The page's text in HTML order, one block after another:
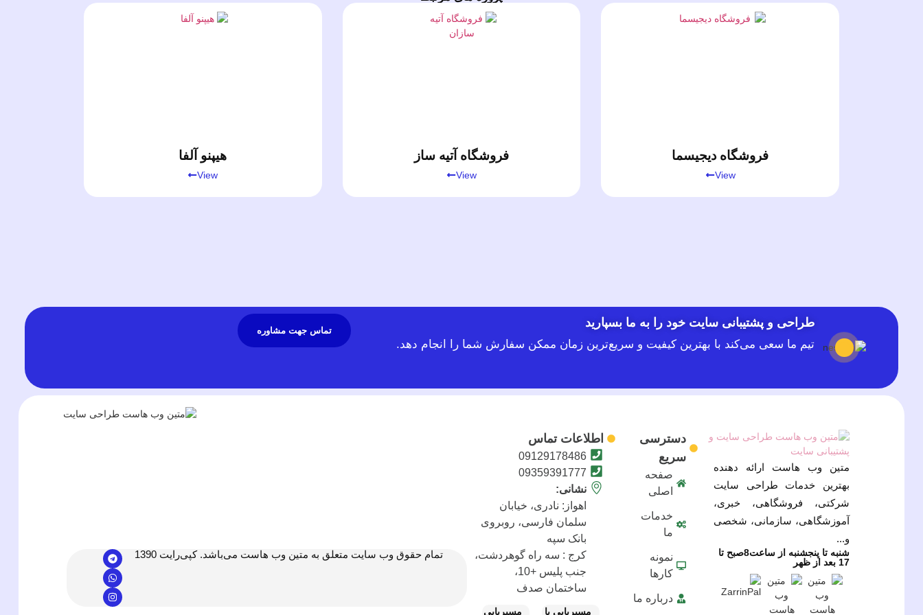
فروشگاه دیجیسما
View
فروشگاه آتیه ساز
View
هیپنو آلفا
View
طراحی و پشتیبانی سایت خود را به ما بسپارید
تیم ما سعی می‌کند با بهترین کیفیت و سریع‌ترین زمان ممکن سفارش شما را انجام دهد.
تماس جهت مشاوره
متین وب هاست ارائه دهنده
بهترین خدمات طراحی سایت
شرکتی، فروشگاهی، خبری،
آموزشگاهی، سازمانی، شخصی
و...
شنبه تا پنجشنبه از ساعت8صبح تا
17 بعد از ظهر
دسترسی
سریع
صفحه
اصلی
خدمات
ما
نمونه
کارها
درباره ما
اطلاعات تماس
09129178486
09359391777
نشانی:
اهواز: نادری، خیابان
سلمان فارسی، روبروی
بانک سپه
کرج : سه راه گوهردشت،
جنب پلیس +10،
ساختمان صدف
مسیریابی با
مسیریابی
تمام حقوق وب سایت متعلق به متین وب هاست می‌باشد. کپی‌رایت 1390